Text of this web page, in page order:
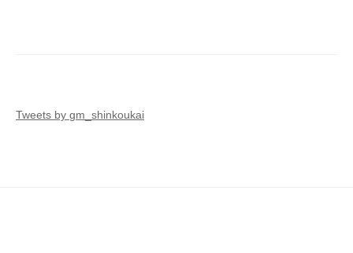
Tweets by gm_shinkoukai